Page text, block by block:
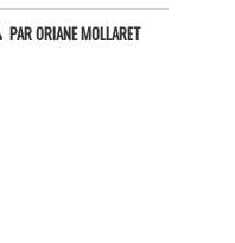
PARORIANE MOLLARET